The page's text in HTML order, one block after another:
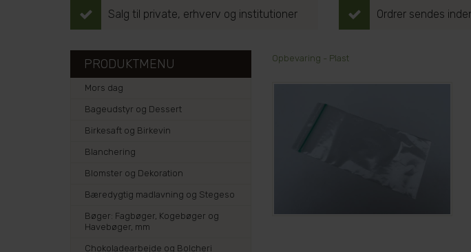
Salg til private, erhverv og institutioner Ordrer sendes
Opbevaring - Plast
PRODUKTMENU
Mors dag
Bageudstyr og Dessert
Birkesaft og Birkevin
Blanchering
Blomster og Dekoration
Bæredygtig madlavning og Stegeso
Bøger: Fagbøger, Kogebøger og
Havebøger, mm
Chokoladearbejde og Bolcheri